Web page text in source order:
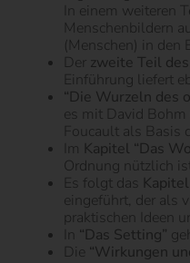
In einem
Menschenbildern
(Menschen) in den
Der zweite Teil
Einführung liefert
“Die Wurzeln des
es mit David
Foucault als Basis
Im Kapitel “Das
Ordnung nützlich
Es folgt das
eingeführt, der als
praktischen Ideen
“Das Setting”
Die “Wirkungen